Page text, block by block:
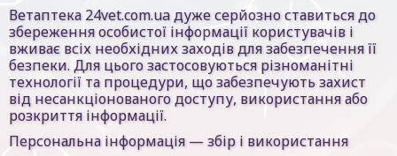
Ветаптека 24vet.com.ua дуже серйозно ставиться до
збереження особистої інформації користувачів і
вживає всіх необхідних заходів для забезпечення її
безпеки. Для цього застосовуються різноманітні
технології та процедури, що забезпечують захист
від несанкціонованого доступу, використання або
розкриття інформації.
Персональна інформація — збір і використання